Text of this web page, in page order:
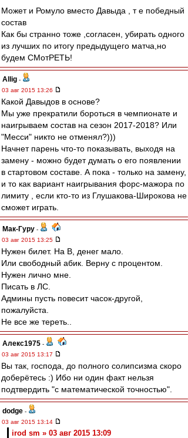
Может и Ромуло вместо Давыда , т е победный
состав
Как бы странно тоже ,согласен, убирать одного
из лучших по итогу предыдущего матча,но
будем СМотРЕТЬ!
Allig -
03 авг 2015 13:26
Какой Давыдов в основе?
Мы уже прекратили бороться в чемпионате и
наигрываем состав на сезон 2017-2018? Или
"Месси" никто не отменял?)))
Начнет парень что-то показывать, выходя на
замену - можно будет думать о его появлении
в стартовом составе. А пока - только на замену,
и то как вариант наигрывания форс-мажора по
лимиту , если кто-то из Глушакова-Широкова не
сможет играть.
Мак-Гуру -
03 авг 2015 13:25
Нужен билет. На В, денег мало.
Или свободный абик. Верну с процентом.
Нужен лично мне.
Писать в ЛС.
Админы пусть повесит часок-другой,
пожалуйста.
Не все же тереть..
Алекс1975 -
03 авг 2015 13:17
Вы так, господа, до полного солипсизма скоро
доберётесь :) Ибо ни один факт нельзя
подтвердить "с математической точностью".
dodge -
03 авг 2015 13:14
irod sm » 03 авг 2015 13:09